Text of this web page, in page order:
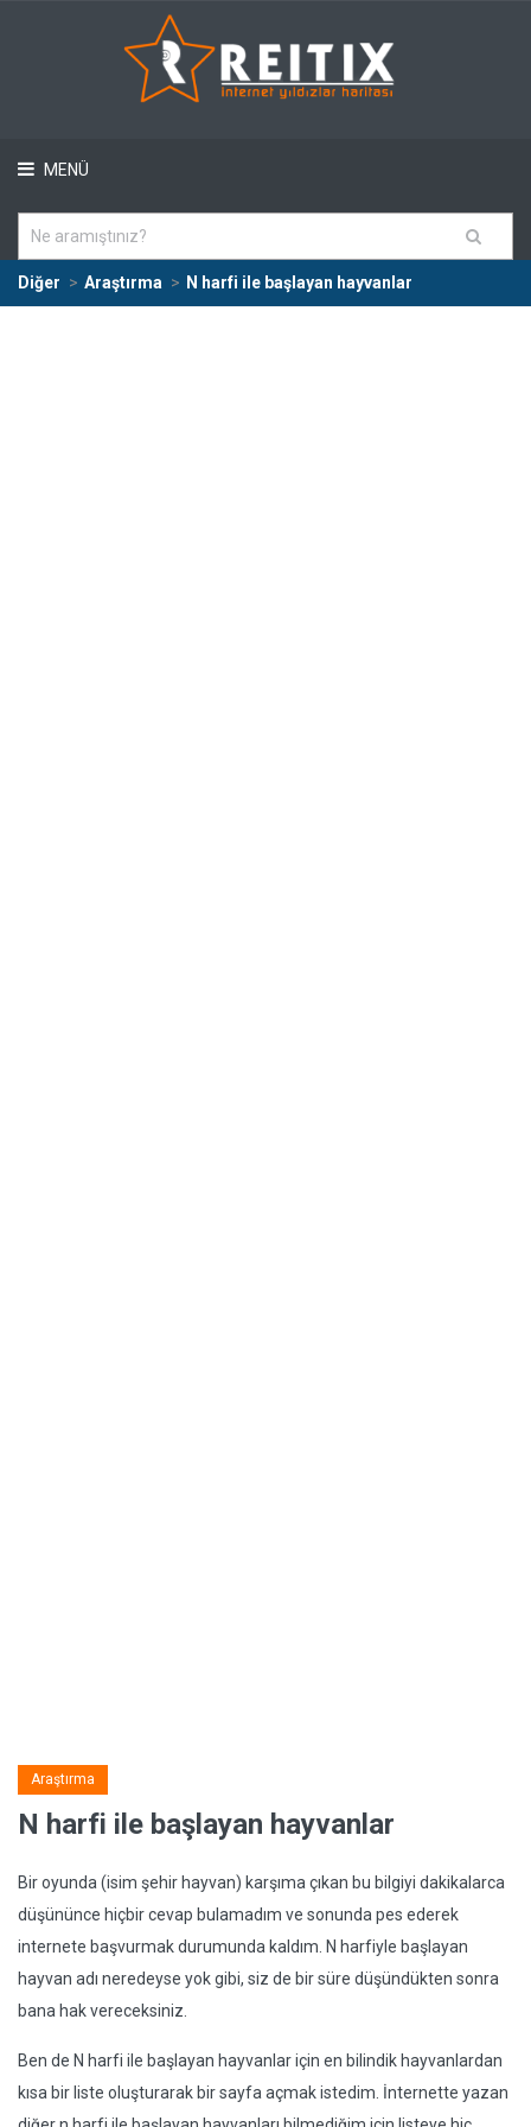
MENÜ
Diğer Araştırma N harfi ile başlayan hayvanlar
Araştırma
N harfi ile başlayan hayvanlar
Bir oyunda (isim şehir hayvan) karşıma çıkan bu bilgiyi dakikalarca
düşününce hiçbir cevap bulamadım ve sonunda pes ederek
internete başvurmak durumunda kaldım. N harfiyle başlayan
hayvan adı neredeyse yok gibi, siz de bir süre düşündükten sonra
bana hak vereceksiniz.
Ben de N harfi ile başlayan hayvanlar için en bilindik hayvanlardan
kısa bir liste oluşturarak bir sayfa açmak istedim. İnternette yazan